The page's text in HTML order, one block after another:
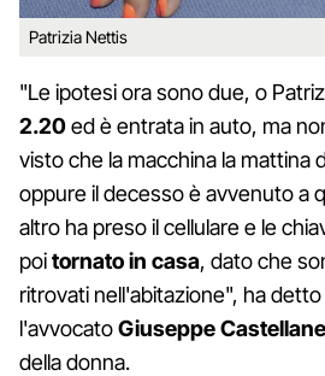
Patrizia Nettis
"Le ipotesi ora sono due, o
2.20ed è entrata in auto, ma
visto che la macchina la mattina
oppure il decesso è avvenuto a
altro ha preso il cellulare e le
poitornato in casa, dato che
ritrovati nell'abitazione", ha detto
l'avvocatoGiuseppe
della donna.